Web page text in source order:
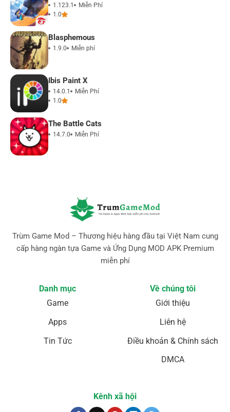
1.123.1
Miễn Phí
1.0
Blasphemous
1.9.0 Miễn phí
Ibis Paint X
14.0.1
Miễn Phí
1.0
The Battle Cats
14.7.0 Miễn Phí
Trùm Game Mod – Thương hiệu hàng đầu tại Việt Nam cung
cấp hàng ngàn tựa Game và Ứng Dụng MOD APK Premium
miễn phí
Danh mục
Game
Apps
Tin Tức
Về chúng tôi
Giới thiệu
Liên hệ
Điều khoản & Chính sách
DMCA
Kênh xã hội